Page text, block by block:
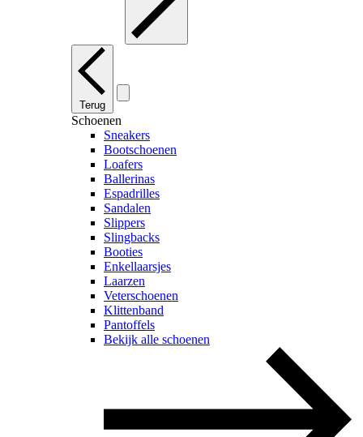
Terug
Schoenen
Sneakers
Bootschoenen
Loafers
Ballerinas
Espadrilles
Sandalen
Slippers
Slingbacks
Booties
Enkellaarsjes
Laarzen
Veterschoenen
Klittenband
Pantoffels
Bekijk alle schoenen